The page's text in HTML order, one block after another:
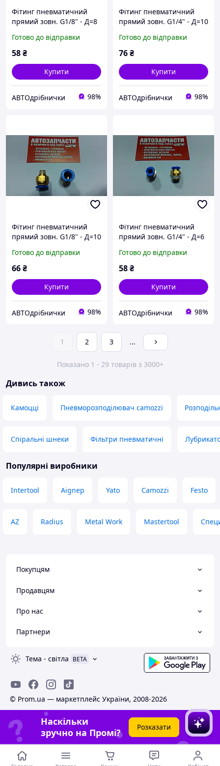
Фітинг пневматичний
прямий зовн. G1/8" - Д=8
Готово до відправки
58₴
Купити
АВТОдрібнички 98%
Фітинг пневматичний
прямий зовн. G1/4" - Д=10
Готово до відправки
76₴
Купити
АВТОдрібнички 98%
Фітинг пневматичний
прямий зовн. G1/8" - Д=10
Готово до відправки
66₴
Купити
АВТОдрібнички 98%
Фітинг пневматичний
прямий зовн. G1/4" - Д=6
Готово до відправки
58₴
Купити
АВТОдрібнички 98%
1 2 3 ...
Показано 1 - 29 товарів з 3000+
Дивись також
Камоцці Пневморозподілювач camozzi
Спіральні шнеки Фільтри пневматичні
Популярні виробники
Intertool Aignep Yato Camozzi Festo
AZ Radius Metal Work Mastertool
Покупцям
Продавцям
Про нас
Партнери
Тема - світла BETA
© Prom.ua — маркетплейс України, 2008-2026
Наскільки
зручно на Промі?
Розказати